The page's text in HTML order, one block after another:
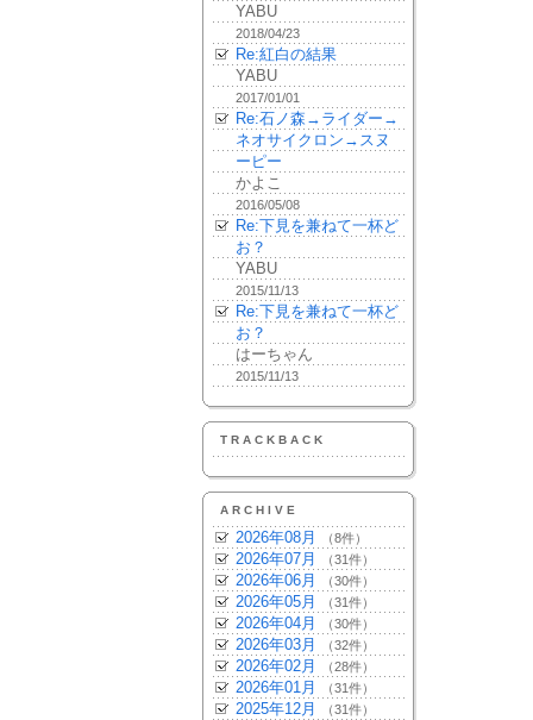
YABU
2018/04/23
Re:紅白の結果
YABU
2017/01/01
Re:石ノ森→ライダー→
ネオサイクロン→スヌ
ーピー
かよこ
2016/05/08
Re:下見を兼ねて一杯ど
お？
YABU
2015/11/13
Re:下見を兼ねて一杯ど
お？
はーちゃん
2015/11/13
TRACKBACK
ARCHIVE
2026年08月 （8件）
2026年07月 （31件）
2026年06月 （30件）
2026年05月 （31件）
2026年04月 （30件）
2026年03月 （32件）
2026年02月 （28件）
2026年01月 （31件）
2025年12月 （31件）